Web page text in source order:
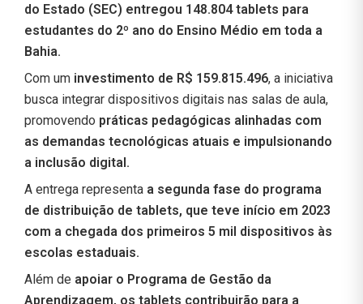
do Estado (SEC) entregou 148.804 tablets para
estudantes do 2º ano do Ensino Médio em toda a
Bahia.
Com um investimento de R$ 159.815.496, a iniciativa
busca integrar dispositivos digitais nas salas de aula,
promovendo práticas pedagógicas alinhadas com
as demandas tecnológicas atuais e impulsionando
a inclusão digital.
A entrega representa a segunda fase do programa
de distribuição de tablets, que teve início em 2023
com a chegada dos primeiros 5 mil dispositivos às
escolas estaduais.
Além de apoiar o Programa de Gestão da
Aprendizagem, os tablets contribuirão para a